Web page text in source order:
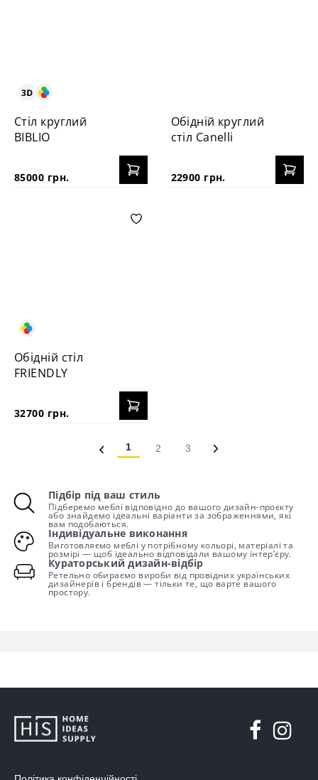
Стіл круглий
BIBLIO
85000 грн.
Обідній круглий
стіл Canelli
22900 грн.
Обідній стіл
FRIENDLY
32700 грн.
1 2 3
Підбір під ваш стиль
Підберемо меблі відповідно до вашого дизайн-проєкту
або знайдемо ідеальні варіанти за зображеннями, які
вам подобаються.
Індивідуальне виконання
Виготовляємо меблі у потрібному кольорі, матеріалі та
розмірі — щоб ідеально відповідали вашому інтер’єру.
Кураторський дизайн-відбір
Ретельно обираємо вироби від провідних українських
дизайнерів і брендів — тільки те, що варте вашого
простору.